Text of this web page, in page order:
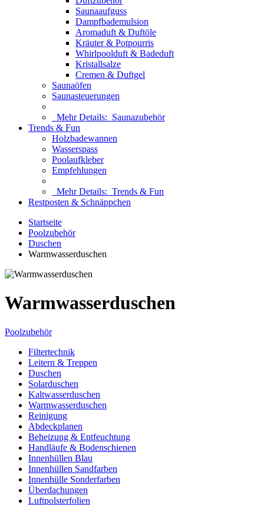
Saunaaufguss
Dampfbademulsion
Aromaduft & Duftöle
Kräuter & Potpourris
Whirlpoolduft & Badeduft
Kristallsalze
Cremen & Duftgel
Saunaöfen
Saunasteuerungen
Mehr Details: Saunazubehör
Trends & Fun
Holzbadewannen
Wasserspass
Poolaufkleber
Empfehlungen
Mehr Details: Trends & Fun
Restposten & Schnäppchen
Startseite
Poolzubehör
Duschen
Warmwasserduschen
Warmwasserduschen
Poolzubehör
Filtertechnik
Leitern & Treppen
Duschen
Solarduschen
Kaltwasserduschen
Warmwasserduschen
Reinigung
Abdeckplanen
Beheizung & Entfeuchtung
Handläufe & Bodenschienen
Innenhüllen Blau
Innenhüllen Sandfarben
Innenhülle Sonderfarben
Überdachungen
Luftpolsterfolien